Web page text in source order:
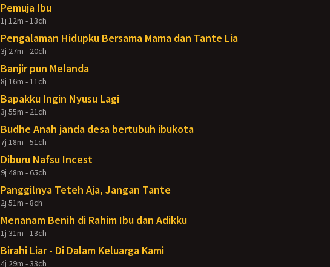
Pemuja Ibu
1j 12m - 13ch
Pengalaman Hidupku Bersama Mama dan Tante Lia
3j 27m - 20ch
Banjir pun Melanda
8j 16m - 11ch
Bapakku Ingin Nyusu Lagi
3j 55m - 21ch
Budhe Anah janda desa bertubuh ibukota
7j 18m - 51ch
Diburu Nafsu Incest
9j 48m - 65ch
Panggilnya Teteh Aja, Jangan Tante
2j 51m - 8ch
Menanam Benih di Rahim Ibu dan Adikku
1j 31m - 13ch
Birahi Liar - Di Dalam Keluarga Kami
4j 29m - 33ch